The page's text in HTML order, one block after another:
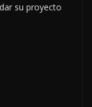
su proyecto